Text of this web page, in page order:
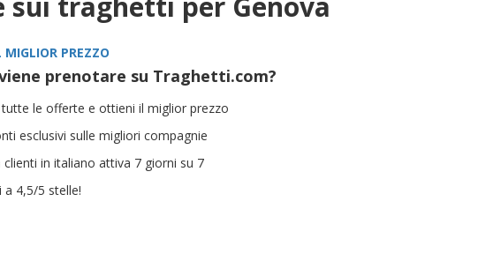
PREZZO
prenotare su Traghetti.com?
le offerte e ottieni il miglior prezzo
esclusivi sulle migliori compagnie
clienti in italiano attiva 7 giorni su 7
a 4,5/5 stelle!